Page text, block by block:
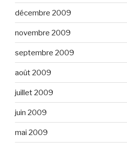
décembre 2009
novembre 2009
septembre 2009
août 2009
juillet 2009
juin 2009
mai 2009